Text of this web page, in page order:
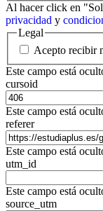
Al hacer click en
privacidad y
Legal
Acepto recibir
Este campo está
cursoid
Este campo está
referer
Este campo está
utm_id
Este campo está
source_utm